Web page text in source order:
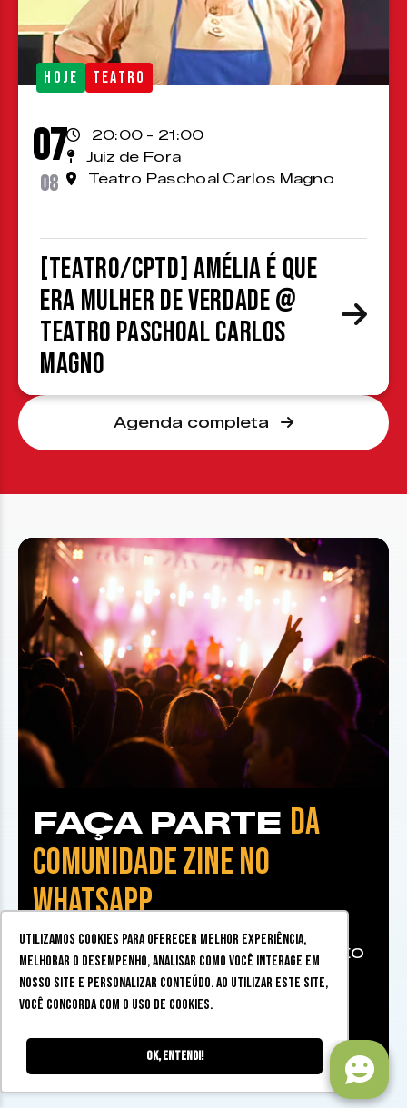
Utilizamos cookies para oferecer melhor experiência,
melhorar o desempenho, analisar como você interage em
nosso site e personalizar conteúdo. Ao utilizar este site,
você concorda com o uso de cookies.
Ok, entendi!
HOJE TEATRO
07
08
20:00 - 21:00
Juiz de Fora
Teatro Paschoal Carlos Magno
[TEATRO/CPTD] Amélia é que
era mulher de verdade @
Teatro Paschoal Carlos
Magno
Agenda completa
FAÇA PARTE DA
COMUNIDADE ZINE NO
WHATSAPP
Dicas, sorteios, eventos e muito
mais
Faça parte da comunidade